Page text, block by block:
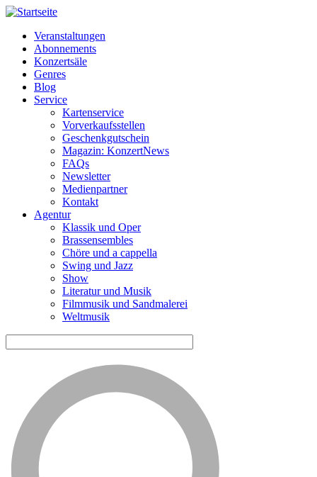
Horizontale
Navigation
MM
Veranstaltungen
Abonnements
Konzertsäle
Genres
Blog
Service
Kartenservice
Vorverkaufsstellen
Geschenkgutschein
Magazin: KonzertNews
FAQs
Newsletter
Medienpartner
Kontakt
Agentur
Klassik und Oper
Brassensembles
Chöre und a cappella
Swing und Jazz
Show
Literatur und Musik
Filmmusik und Sandmalerei
Weltmusik